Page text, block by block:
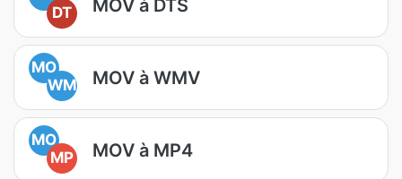
DT
MOV à DTS
MO
WM
MOV à WMV
MO
MP
MOV à MP4